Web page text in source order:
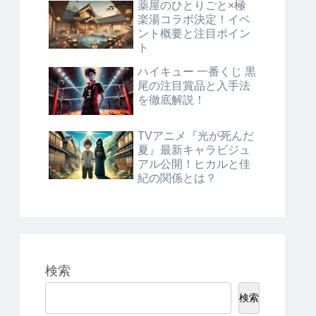
薬屋のひとりごと×極
楽湯コラボ決定！イベ
ント概要と注目ポイン
ト
ハイキュー 一番くじ 黒
尾の注目賞品と入手法
を徹底解説！
TVアニメ『光が死んだ
夏』最新キャラビジュ
アル公開！ヒカルと佳
紀の関係とは？
検索
検索